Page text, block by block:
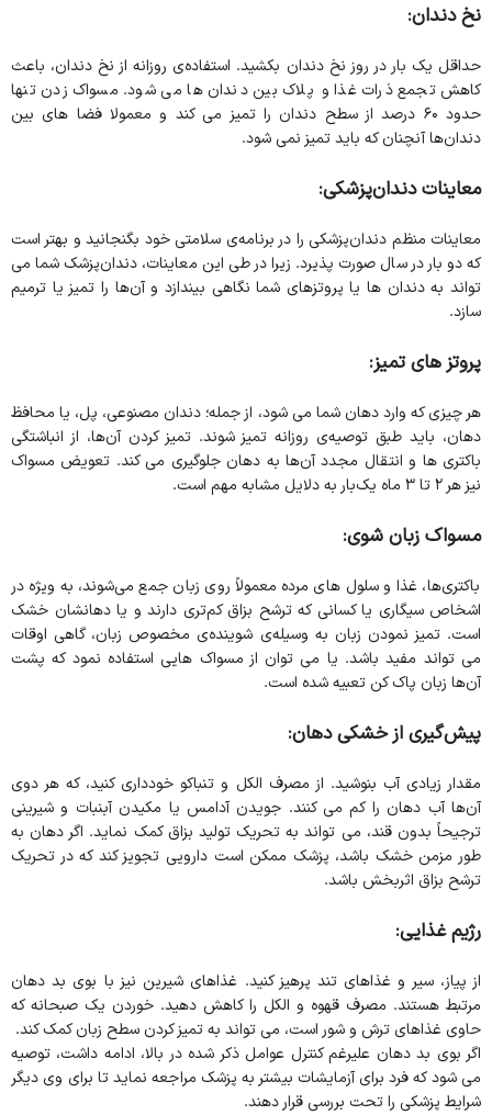
نخ دندان:
حداقل یک بار در روز نخ دندان بکشید. استفاده‌ی روزانه از نخ دندان، باعث
کاهش تجمع ذرات غذا و پلاک بین دندان ها می شود. مسواک زدن تنها
حدود ۶۰ درصد از سطح دندان را تمیز می کند و معمولا فضا های بین
دندان‌ها آنچنان که باید تمیز ‌نمی شود.
معاینات دندان‌پزشکی:
معاینات منظم دندان‌پزشکی را در برنامه‌ی سلامتی خود بگنجانید و بهتر است
که دو بار در سال صورت پذیرد. زیرا در طی این معاینات، دندان‌پزشک شما می
تواند به دندان ها یا پروتزهای شما نگاهی بیندازد و آن‌ها را تمیز یا ترمیم
سازد.
پروتز های تمیز:
هر چیزی که وارد دهان شما می شود، از جمله؛ دندان مصنوعی، پل، یا محافظ
دهان، باید طبق توصیه‌ی روزانه تمیز شوند. تمیز کردن آن‌ها، از انباشتگی
باکتری ها و انتقال مجدد آن‌ها به دهان جلوگیری می کند. تعویض مسواک
نیز هر ۲ تا ۳ ماه یک‌بار به دلایل مشابه مهم است.
مسواک زبان شوی:
باکتری‌ها، غذا و سلول‌ های مرده معمولاً روی زبان جمع می‌شوند، به‌ ویژه در
اشخاص سیگاری یا کسانی که ترشح بزاق کم‌تری دارند و یا دهانشان خشک
است. تمیز نمودن زبان به وسیله‌ی شوینده‌ی مخصوص زبان، گاهی اوقات
می تواند مفید باشد. یا می توان از مسواک هایی استفاده نمود که پشت
آن‌ها زبان پاک کن تعبیه شده است.
پیش‌گیری از خشکی دهان:
مقدار زیادی آب بنوشید. از مصرف الکل و تنباکو خودداری کنید، که هر دوی
آن‌ها آب دهان را کم می کنند. جویدن آدامس یا مکیدن آبنبات و شیرینی
ترجیحاً بدون قند، می تواند به تحریک تولید بزاق کمک نماید. اگر دهان به
طور مزمن خشک باشد، پزشک ممکن است دارویی تجویز کند که در تحریک
ترشح بزاق اثربخش باشد.
رژیم غذایی:
از پیاز، سیر و غذاهای تند پرهیز کنید. غذاهای شیرین نیز با بوی بد دهان
مرتبط هستند. مصرف قهوه و الکل را کاهش دهید. خوردن یک صبحانه که
حاوی غذاهای ترش و شور است، می تواند به تمیز کردن سطح زبان کمک کند.
اگر بوی بد دهان علیرغم کنترل عوامل ذکر شده در بالا، ادامه داشت، توصیه
می شود که فرد برای آزمایشات بیشتر به پزشک مراجعه نماید تا برای وی دیگر
شرایط پزشکی را تحت بررسی قرار دهند.